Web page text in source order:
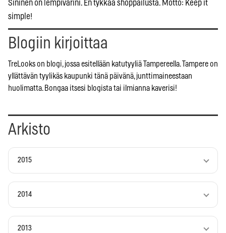
Sininen on lempivärini. En tykkää shoppailusta. Motto: Keep it
simple!
Blogiin kirjoittaa
TreLooks on blogi, jossa esitellään katutyyliä Tampereella. Tampere on
yllättävän tyylikäs kaupunki tänä päivänä, junttimaineestaan
huolimatta. Bongaa itsesi blogista tai ilmianna kaverisi!
Arkisto
2015
2014
2013